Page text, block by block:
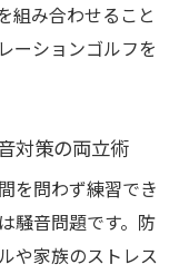
組み合わせること
ーションゴルフを
対策の両立術
を問わず練習でき
騒音問題です。防
や家族のストレス